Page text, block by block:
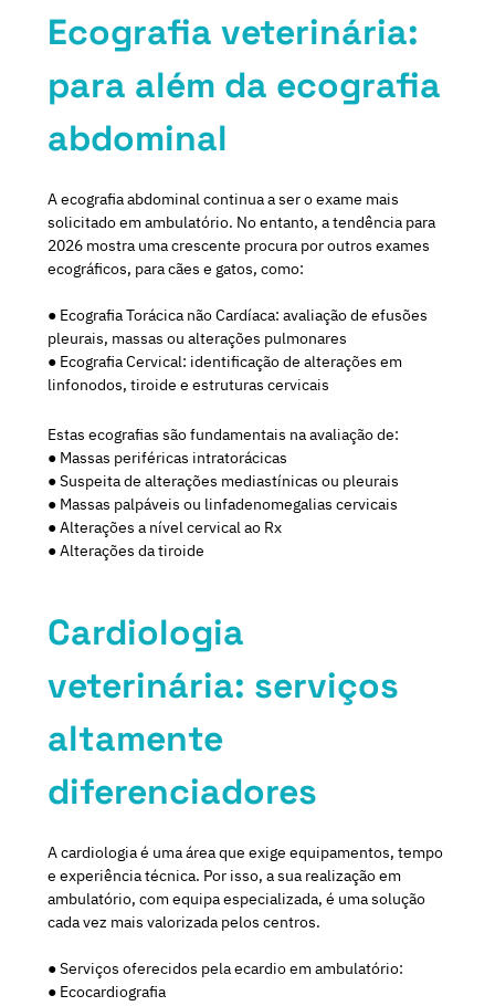
Ecografia veterinária:
para além da ecografia
abdominal
A ecografia abdominal continua a ser o exame mais
solicitado em ambulatório. No entanto, a tendência para
2026 mostra uma crescente procura por outros exames
ecográficos, para cães e gatos, como:
● Ecografia Torácica não Cardíaca: avaliação de efusões
pleurais, massas ou alterações pulmonares
● Ecografia Cervical: identificação de alterações em
linfonodos, tiroide e estruturas cervicais
Estas ecografias são fundamentais na avaliação de:
● Massas periféricas intratorácicas
● Suspeita de alterações mediastínicas ou pleurais
● Massas palpáveis ou linfadenomegalias cervicais
● Alterações a nível cervical ao Rx
● Alterações da tiroide
Cardiologia
veterinária: serviços
altamente
diferenciadores
A cardiologia é uma área que exige equipamentos, tempo
e experiência técnica. Por isso, a sua realização em
ambulatório, com equipa especializada, é uma solução
cada vez mais valorizada pelos centros.
● Serviços oferecidos pela ecardio em ambulatório:
● Ecocardiografia